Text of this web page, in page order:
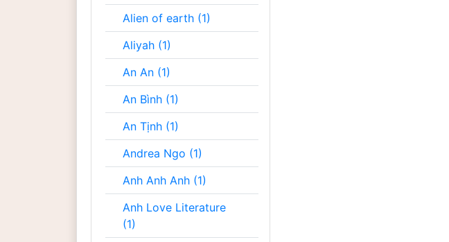
Alien of earth (1)
Aliyah (1)
An An (1)
An Bình (1)
An Tịnh (1)
Andrea Ngo (1)
Anh Anh Anh (1)
Anh Love Literature
(1)